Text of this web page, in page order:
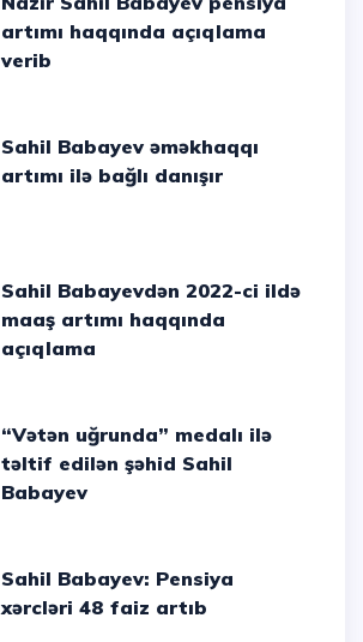
artımı haqqında açıqlama
verib
Sahil Babayev əməkhaqqı
artımı ilə bağlı danışır
Sahil Babayevdən 2022-ci ildə
maaş artımı haqqında
açıqlama
“Vətən uğrunda” medalı ilə
təltif edilən şəhid Sahil
Babayev
Sahil Babayev: Pensiya
xərcləri 48 faiz artıb